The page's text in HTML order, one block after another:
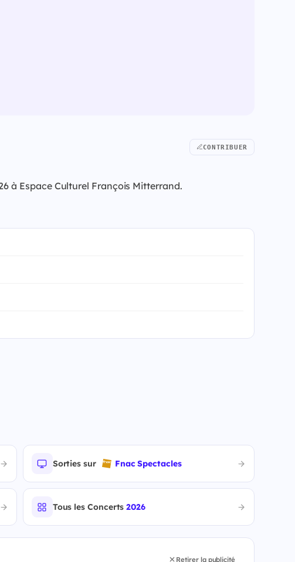
CONTRIBUER
à Espace Culturel François Mitterrand.
Sorties sur Fnac Spectacles
Tous les Concerts2026
Retirer la publicité